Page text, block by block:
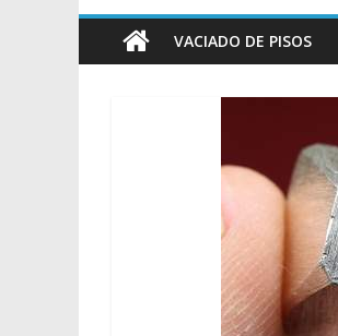
vender
ChatarraVACIADO DE PISOS